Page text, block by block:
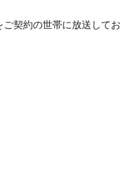
契約の世帯に放送してお